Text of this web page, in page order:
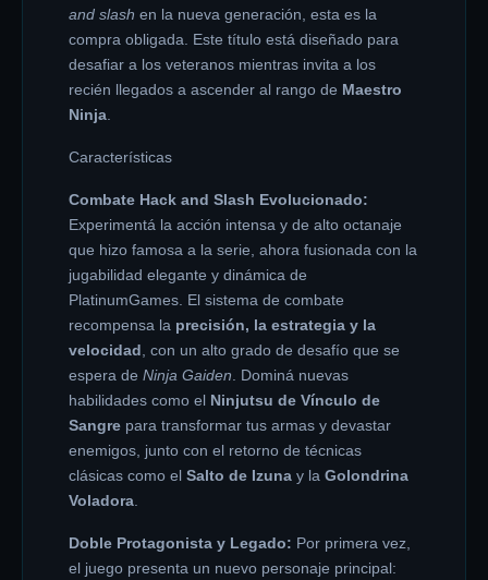
and slash en la nueva generación, esta es la
compra obligada. Este título está diseñado para
desafiar a los veteranos mientras invita a los
recién llegados a ascender al rango de Maestro
Ninja.
Características
Combate Hack and Slash Evolucionado:
Experimentá la acción intensa y de alto octanaje
que hizo famosa a la serie, ahora fusionada con la
jugabilidad elegante y dinámica de
PlatinumGames. El sistema de combate
recompensa la precisión, la estrategia y la
velocidad, con un alto grado de desafío que se
espera de Ninja Gaiden. Dominá nuevas
habilidades como el Ninjutsu de Vínculo de
Sangre para transformar tus armas y devastar
enemigos, junto con el retorno de técnicas
clásicas como el Salto de Izuna y la Golondrina
Voladora.
Doble Protagonista y Legado: Por primera vez,
el juego presenta un nuevo personaje principal: